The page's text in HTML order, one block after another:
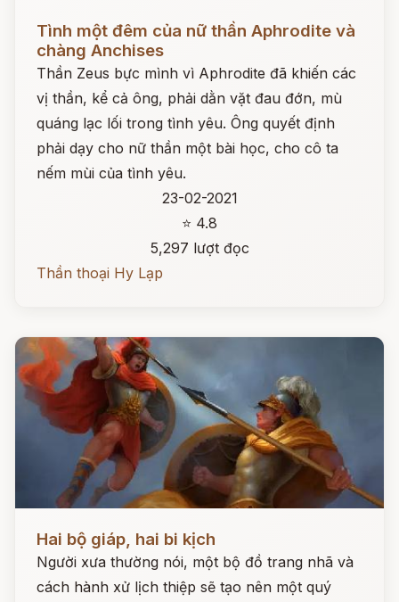
Tình một đêm của nữ thần Aphrodite và
chàng Anchises
Thần Zeus bực mình vì Aphrodite đã khiến các
vị thần, kể cả ông, phải dằn vặt đau đớn, mù
quáng lạc lối trong tình yêu. Ông quyết định
phải dạy cho nữ thần một bài học, cho cô ta
nếm mùi của tình yêu.
23-02-2021
⭐ 4.8
5,297 lượt đọc
Thần thoại Hy Lạp
Hai bộ giáp, hai bi kịch
Người xưa thường nói, một bộ đồ trang nhã và
cách hành xử lịch thiệp sẽ tạo nên một quý